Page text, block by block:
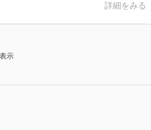
詳細をみる
示